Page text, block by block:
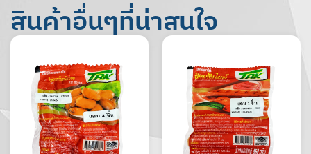
สินค้าอื่นๆที่น่าสนใจ